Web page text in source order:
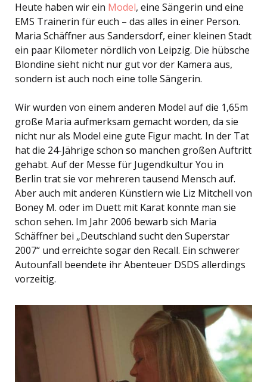
Heute haben wir ein Model, eine Sängerin und eine
EMS Trainerin für euch – das alles in einer Person.
Maria Schäffner aus Sandersdorf, einer kleinen Stadt
ein paar Kilometer nördlich von Leipzig. Die hübsche
Blondine sieht nicht nur gut vor der Kamera aus,
sondern ist auch noch eine tolle Sängerin.
Wir wurden von einem anderen Model auf die 1,65m
große Maria aufmerksam gemacht worden, da sie
nicht nur als Model eine gute Figur macht. In der Tat
hat die 24-Jährige schon so manchen großen Auftritt
gehabt. Auf der Messe für Jugendkultur You in
Berlin trat sie vor mehreren tausend Mensch auf.
Aber auch mit anderen Künstlern wie Liz Mitchell von
Boney M. oder im Duett mit Karat konnte man sie
schon sehen. Im Jahr 2006 bewarb sich Maria
Schäffner bei „Deutschland sucht den Superstar
2007“ und erreichte sogar den Recall. Ein schwerer
Autounfall beendete ihr Abenteuer DSDS allerdings
vorzeitig.